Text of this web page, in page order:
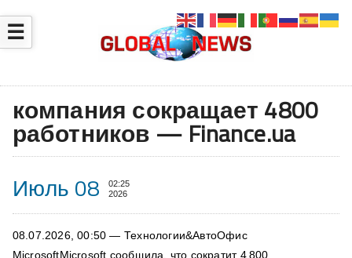
☰
компания сокращает 4800
работников — Finance.ua
Июль 08
02:25
2026
08.07.2026, 00:50 — Технологии&АвтоОфис
MicrosoftMicrosoft сообщила, что сократит 4 800